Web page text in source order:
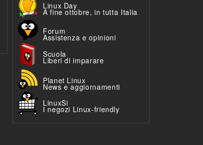
Linux Day
A fine ottobre, in tutta Italia
Forum
Assistenza e opinioni
Scuola
Liberi di imparare
Planet Linux
News e aggiornamenti
LinuxSi
I negozi Linux-friendly